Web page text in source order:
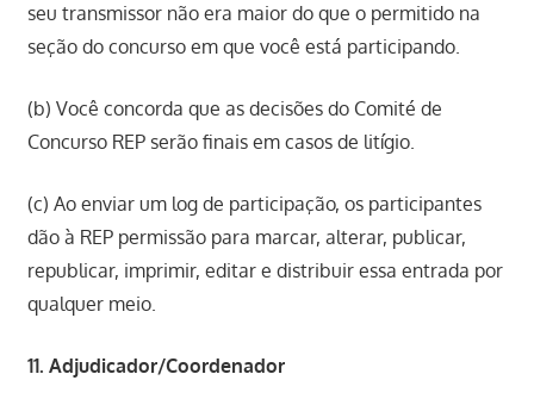
seu transmissor não era maior do que o permitido na
seção do concurso em que você está participando.
(b) Você concorda que as decisões do Comité de
Concurso REP serão finais em casos de litígio.
(c) Ao enviar um log de participação, os participantes
dão à REP permissão para marcar, alterar, publicar,
republicar, imprimir, editar e distribuir essa entrada por
qualquer meio.
11. Adjudicador/Coordenador